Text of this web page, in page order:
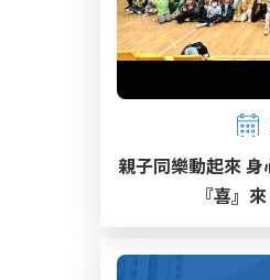
親子同樂動起來
『喜』